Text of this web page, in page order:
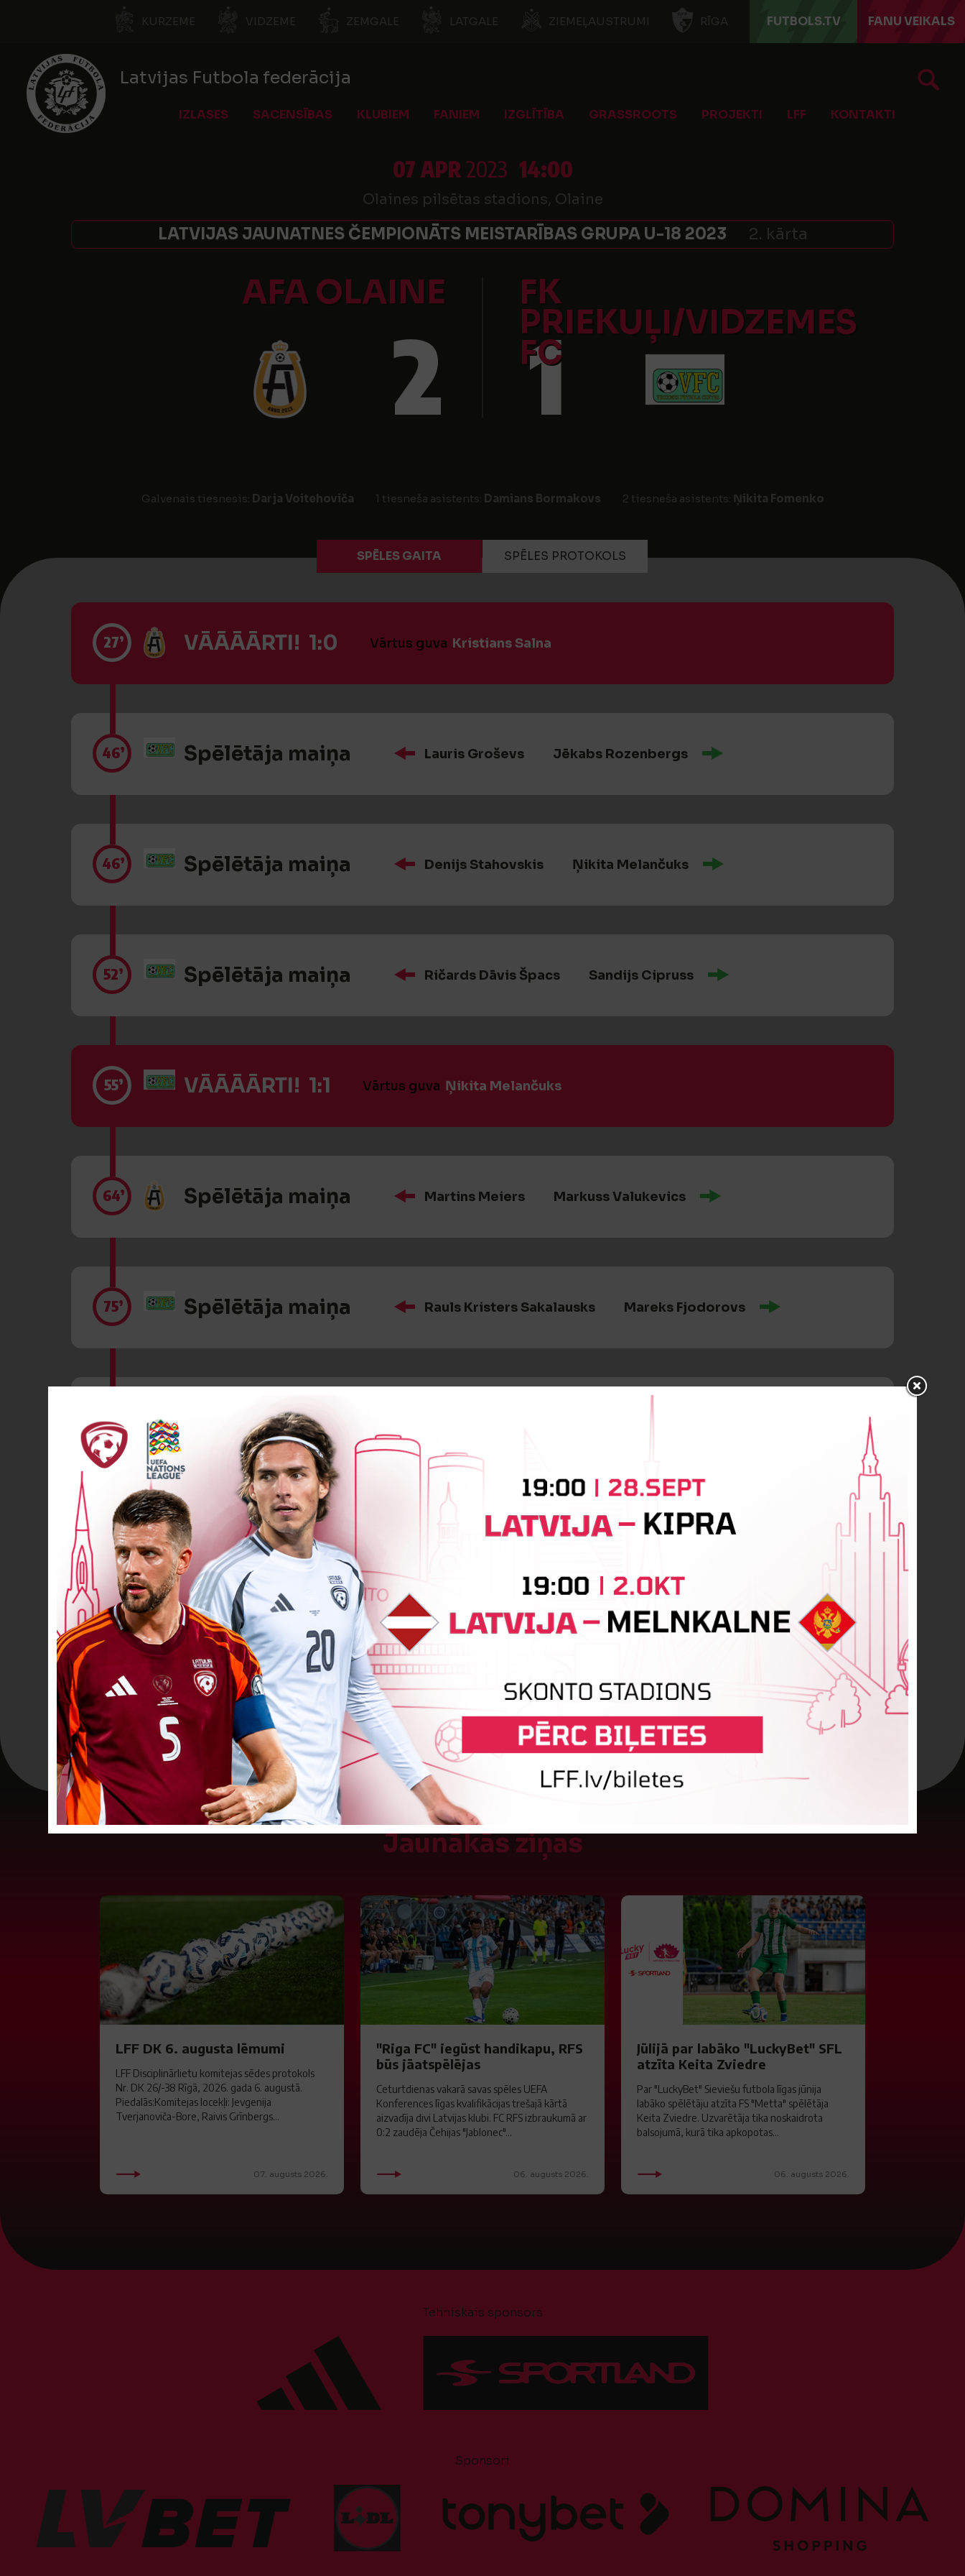
KURZEME VIDZEME ZEMGALE LATGALE ZIEMEĻAUSTRUMI RĪGA FUTBOLS.TV FANU VEIKALS
Latvijas Futbola federācija
IZLASES SACENSĪBAS KLUBIEM FANIEM IZGLĪTĪBA GRASSROOTS PROJEKTI LFF KONTAKTI
07 APR2023 14:00
Olaines pilsētas stadions, Olaine
LATVIJAS JAUNATNES ČEMPIONĀTS MEISTARĪBAS GRUPA U-18 2023 2. kārta
AFA OLAINE FK
PRIEKUĻI/VIDZEMES
FC
2 1
Galvenais tiesnesis: Darja Voitehoviča 1 tiesneša asistents: Damians Bormakovs 2 tiesneša asistents: Ņikita Fomenko
SPĒLES GAITA SPĒLES PROTOKOLS
27’ VĀĀĀĀRTI! 1:0 Vārtus guva Kristians Salna
46’ Spēlētāja maiņa Lauris Groševs Jēkabs Rozenbergs
46’ Spēlētāja maiņa Denijs Stahovskis Ņikita Melančuks
52’ Spēlētāja maiņa Ričards Dāvis Špacs Sandijs Cipruss
55’ VĀĀĀĀRTI! 1:1 Vārtus guva Ņikita Melančuks
64’ Spēlētāja maiņa Martins Meiers Markuss Valukevics
75’ Spēlētāja maiņa Rauls Kristers Sakalausks Mareks Fjodorovs
79’ Spēlētāja maiņa Roberts Balodis
86’ Dzeltenā kartīte Nikita Voitehovičs
90+2’ VĀĀĀĀRTI! 2:1 Vārtus guva
Jaunākās ziņas
LFF DK 6. augusta lēmumi
LFF Disciplinārlietu komitejas sēdes protokols
Nr. DK 26/-38 Rīgā, 2026. gada 6. augustā.
Piedalās:Komitejas locekļi: Jevgenija
Tverjanoviča-Bore, Raivis Grīnbergs...
07. augusts 2026.
"Riga FC" iegūst handikapu, RFS
būs jāatspēlējas
Ceturtdienas vakarā savas spēles UEFA
Konferences līgas kvalifikācijas trešajā kārtā
aizvadīja divi Latvijas klubi. FC RFS izbraukumā ar
0:2 zaudēja Čehijas "Jablonec"...
06. augusts 2026.
Jūlijā par labāko "LuckyBet" SFL
atzīta Keita Zviedre
Par "LuckyBet" Sieviešu futbola līgas jūnija
labāko spēlētāju atzīta FS "Metta" spēlētāja
Keita Zviedre. Uzvarētāja tika noskaidrota
balsojumā, kurā tika apkopotas...
06. augusts 2026.
Tehniskais sponsors
Sponsori